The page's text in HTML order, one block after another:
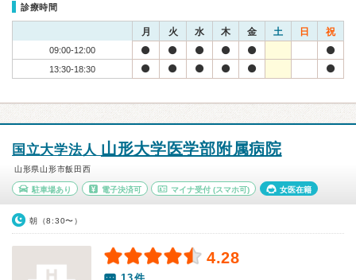
診療時間
月 火 水 木 金 土 日 祝
09:00-12:00
13:30-18:30
国立大学法人 山形大学医学部附属病院
山形県山形市飯田西
駐車場あり 電子決済可 マイナ受付 (スマホ可) 女医在籍
朝（8:30〜）
4.28